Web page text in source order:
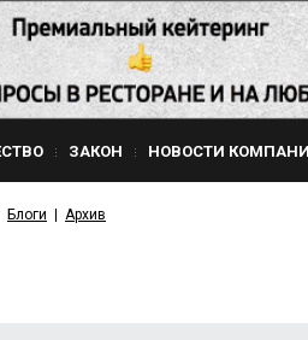
ЗАКОН НОВОСТИ
Блоги Архив